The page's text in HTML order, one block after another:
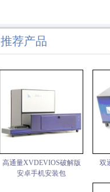
推荐产品
高通量XVDEVIOS破解版
安卓手机安装包
双